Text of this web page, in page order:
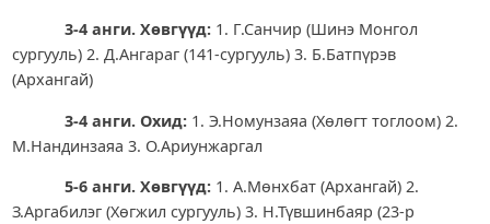
3-4 анги. Хөвгүүд:1. Г.Санчир (Шинэ Монгол
сургууль) 2. Д.Ангараг (141-сургууль) 3. Б.Батпүрэв
(Архангай)
3-4 анги. Охид:1. Э.Номунзаяа (Хөлөгт тоглоом) 2.
М.Нандинзаяа 3. О.Ариунжаргал
5-6 анги. Хөвгүүд:1. А.Мөнхбат (Архангай) 2.
З.Аргабилэг (Хөгжил сургууль) 3. Н.Түвшинбаяр (23-р